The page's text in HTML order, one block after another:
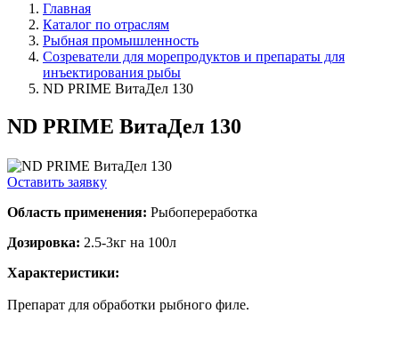
Главная
Каталог по отраслям
Рыбная промышленность
Созреватели для морепродуктов и препараты для
инъектирования рыбы
ND PRIME ВитаДел 130
ND PRIME ВитаДел 130
Оставить заявку
Область применения: Рыбопереработка
Дозировка: 2.5-3кг на 100л
Характеристики:
Препарат для обработки рыбного филе.